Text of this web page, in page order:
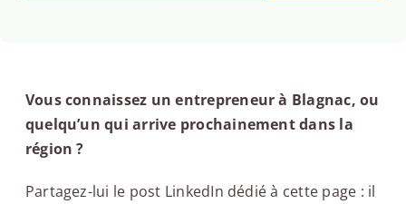
Vous connaissez un entrepreneur à Blagnac, ou
quelqu’un qui arrive prochainement dans la
région ?
Partagez-lui le post LinkedIn dédié à cette page : il